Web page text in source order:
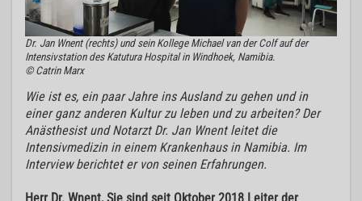
Dr. Jan Wnent (rechts) und sein Kollege Michael van der Colf auf der
Intensivstation des Katutura Hospital in Windhoek, Namibia.
© Catrin Marx
Wie ist es, ein paar Jahre ins Ausland zu gehen und in
einer ganz anderen Kultur zu leben und zu arbeiten? Der
Anästhesist und Notarzt Dr. Jan Wnent leitet die
Intensivmedizin in einem Krankenhaus in Namibia. Im
Interview berichtet er von seinen Erfahrungen.